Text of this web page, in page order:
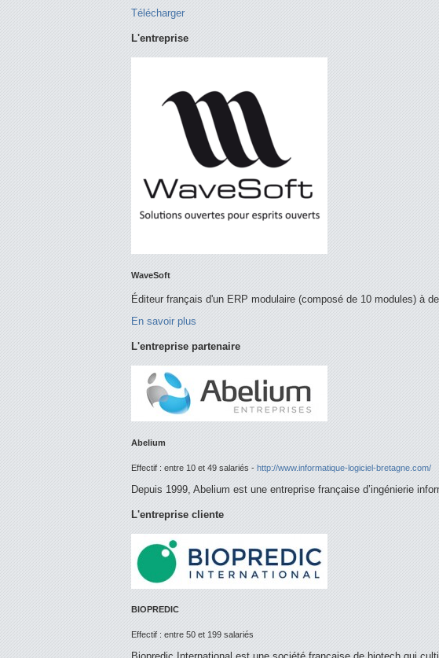
Télécharger
L'entreprise
WaveSoft
Éditeur français d'un ERP modulaire (composé de 10 modules) à
En savoir plus
L'entreprise partenaire
Abelium
Effectif : entre 10 et 49 salariés - http://www.informatique-logiciel-bretagne.com/
Depuis 1999, Abelium est une entreprise française d’ingénierie
L'entreprise cliente
BIOPREDIC
Effectif : entre 50 et 199 salariés